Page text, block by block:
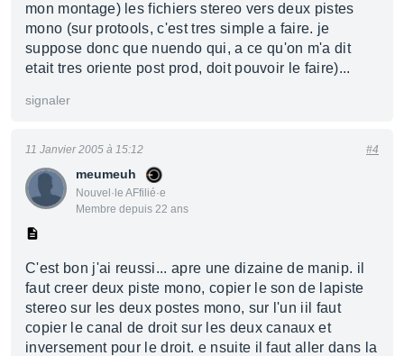
mon montage) les fichiers stereo vers deux pistes
mono (sur protools, c'est tres simple a faire. je
suppose donc que nuendo qui, a ce qu'on m'a dit
etait tres oriente post prod, doit pouvoir le faire)...
signaler
meumeuh
Nouvel·le AFfilié·e
Membre depuis 22 ans
11 Janvier 2005 à 15:12 #4
C'est bon j'ai reussi... apre une dizaine de manip. il
faut creer deux piste mono, copier le son de lapiste
stereo sur les deux postes mono, sur l'un iil faut
copier le canal de droit sur les deux canaux et
inversement pour le droit. e nsuite il faut aller dans la